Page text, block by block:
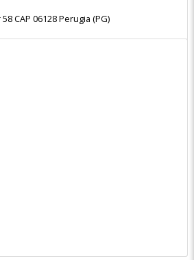
58CAP06128Perugia (PG)